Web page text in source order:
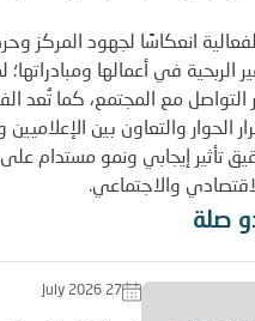
انعكاسًا لجهود المركز
الربحية في أعمالها ومبادراتها؛
مع المجتمع، كما تُعد
الحوار والتعاون بين الإعلاميين
تأثير إيجابي ونمو مستدام على
والاجتماعي.
صلة
July 2026 27